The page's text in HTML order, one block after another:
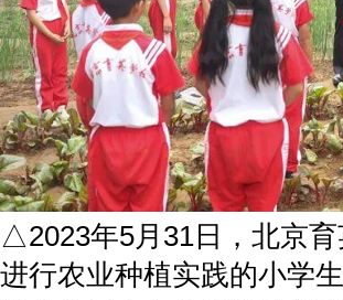
△2023年5月31日，北京
进行农业种植实践的小学